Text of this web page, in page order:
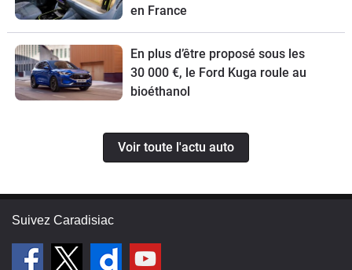
en France
En plus d’être proposé sous les
30 000 €, le Ford Kuga roule au
bioéthanol
Voir toute l'actu auto
Suivez Caradisiac